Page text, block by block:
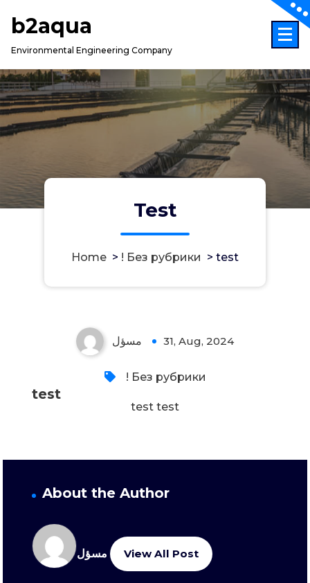
b2aqua
Environmental Engineering Company
Test
Home > ! Без рубрики > test
مسؤل 31, Aug, 2024
! Без рубрики
test
test test
About the Author
مسؤل View All Post